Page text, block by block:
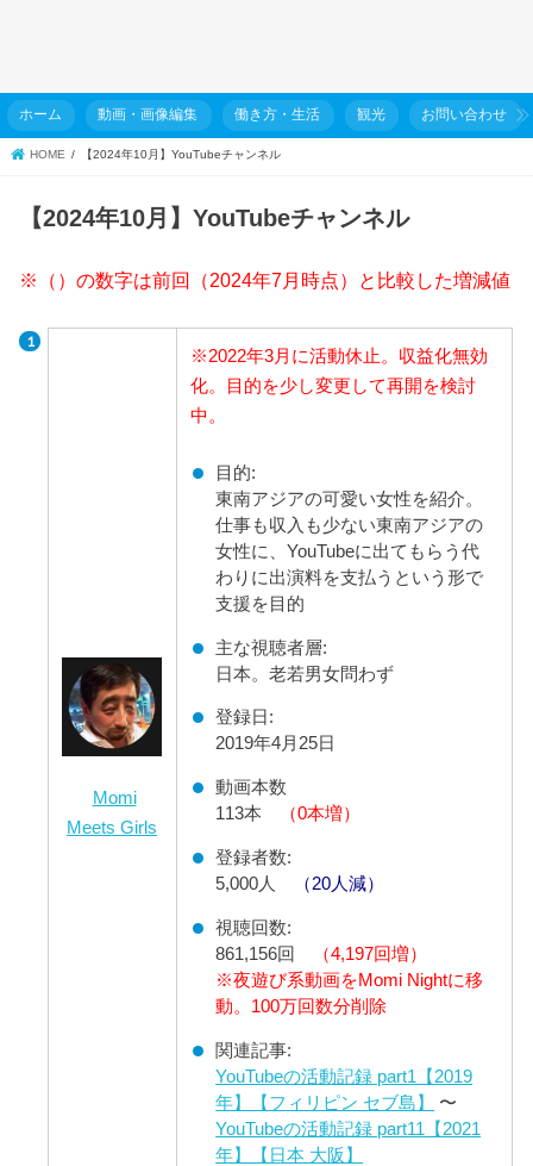
ホーム 動画・画像編集 働き方・生活 観光 お問い合わせ
HOME 【2024年10月】YouTubeチャンネル
【2024年10月】YouTubeチャンネル
※（）の数字は前回（2024年7月時点）と比較した増減値
Momi
Meets Girls
※2022年3月に活動休止。収益化無効
化。目的を少し変更して再開を検討
中。
目的:
東南アジアの可愛い女性を紹介。
仕事も収入も少ない東南アジアの
女性に、YouTubeに出てもらう代
わりに出演料を支払うという形で
支援を目的
主な視聴者層:
日本。老若男女問わず
登録日:
2019年4月25日
動画本数
113本
（0本増）
登録者数:
5,000人
（20人減）
視聴回数:
861,156回
（4,197回増）
※夜遊び系動画をMomi Nightに移
動。100万回数分削除
関連記事:
YouTubeの活動記録 part1【2019
年】【フィリピン セブ島】
〜
YouTubeの活動記録 part11【2021
年】【日本 大阪】